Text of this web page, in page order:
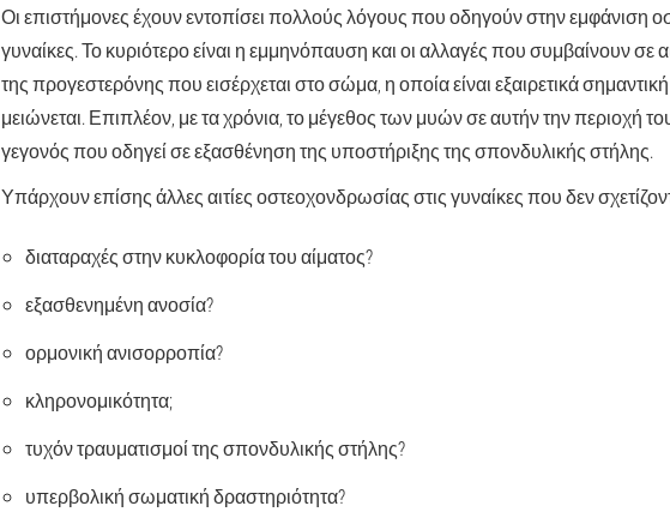
Οι επιστήμονες έχουν εντοπίσει πολλούς λόγους που οδηγούν στην εμφάνιση
γυναίκες. Το κυριότερο είναι η εμμηνόπαυση και οι αλλαγές που συμβαίνουν σε
της προγεστερόνης που εισέρχεται στο σώμα, η οποία είναι εξαιρετικά σημαντική
μειώνεται. Επιπλέον, με τα χρόνια, το μέγεθος των μυών σε αυτήν την περιοχή
γεγονός που οδηγεί σε εξασθένηση της υποστήριξης της σπονδυλικής στήλης.
Υπάρχουν επίσης άλλες αιτίες οστεοχονδρωσίας στις γυναίκες που δεν
διαταραχές στην κυκλοφορία του αίματος?
εξασθενημένη ανοσία?
ορμονική ανισορροπία?
κληρονομικότητα;
τυχόν τραυματισμοί της σπονδυλικής στήλης?
υπερβολική σωματική δραστηριότητα?